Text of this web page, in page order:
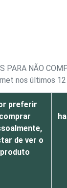
PARA NÃO
nos últimos
preferir
comprar
de ver o
produto